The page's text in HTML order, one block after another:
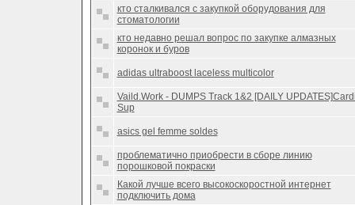
кто сталкивался с закупкой оборудования для
стоматологии
кто недавно решал вопрос по закупке алмазных
коронок и буров
adidas ultraboost laceless multicolor
Vaild.Work - DUMPS Track 1&2 [DAILY
Sup
asics gel femme soldes
проблематично приобрести в сборе линию
порошковой покраски
Какой лучше всего высокоскоростной интернет
подключить дома